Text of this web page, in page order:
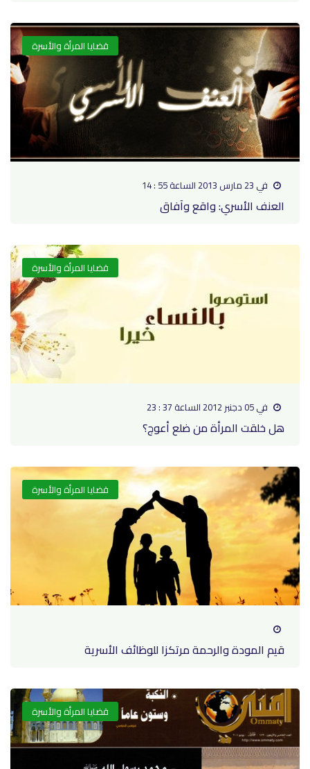
قضايا المرأة والأسرة
في 23 مارس 2013 الساعة 55 : 14
العنف الأسري: واقع وآفاق
قضايا المرأة والأسرة
في 05 دجنبر 2012 الساعة 37 : 23
هل خلقت المرأة من ضلع أعوج؟
قضايا المرأة والأسرة
قيم المودة والرحمة مرتكزا للوظائف الأسرية
قضايا المرأة والأسرة